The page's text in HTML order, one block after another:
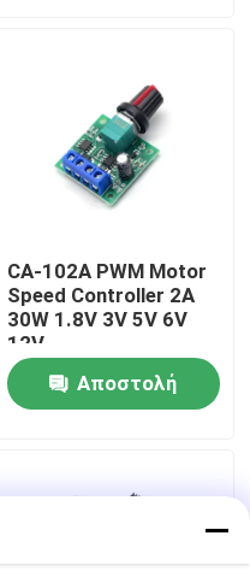
CA-102A PWM Motor
Speed Controller 2A
30W 1.8V 3V 5V 6V
12V
Αποστολή